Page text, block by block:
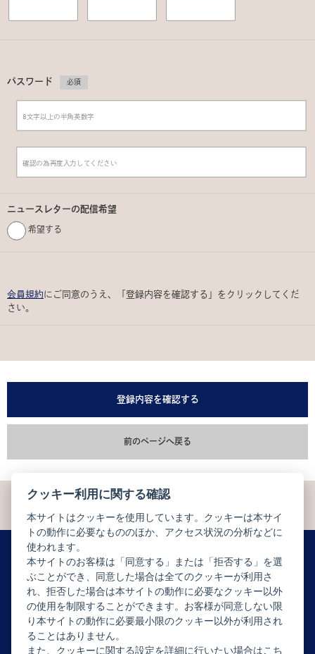
パスワード 必須
ニュースレターの配信希望
希望する
会員規約にご同意のうえ、「登録内容を確認する」をクリックしてくだ
さい。
登録内容を確認する
前のページへ戻る
ニュースレター配信登録はこちら
クッキー利用に関する確認
本サイトはクッキーを使用しています。クッキーは本サイ
トの動作に必要なもののほか、アクセス状況の分析などに
使われます。
本サイトのお客様は「同意する」または「拒否する」を選
ぶことができ、同意した場合は全てのクッキーが利用さ
れ、拒否した場合は本サイトの動作に必要なクッキー以外
の使用を制限することができます。お客様が同意しない限
り本サイトの動作に必要最小限のクッキー以外が利用され
ることはありません。
また、クッキーに関する設定を詳細に行いたい場合はこち